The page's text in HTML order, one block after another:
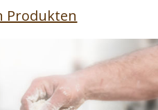
Produkten